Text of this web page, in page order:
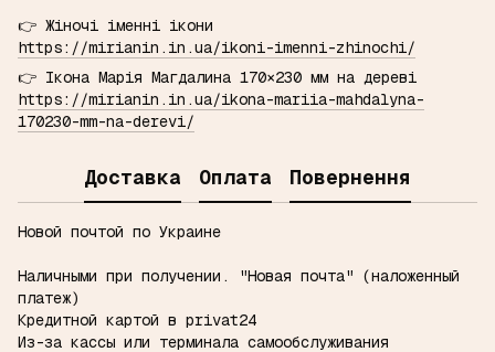
👉 Жіночі іменні ікони
https://mirianin.in.ua/ikoni-imenni-zhinochi/
👉 Ікона Марія Магдалина 170×230 мм на дереві
https://mirianin.in.ua/ikona-mariia-mahdalyna-
170230-mm-na-derevi/
Доставка Оплата Повернення
Новой почтой по Украине
Наличными при получении.
"Новая почта" (наложенный
платеж)
Кредитной картой в privat24
Из-за кассы или терминала самообслуживания